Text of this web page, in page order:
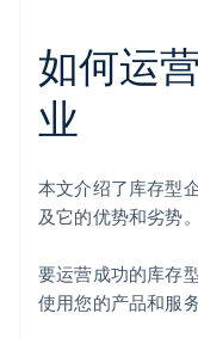
如何运
业
本文介绍了库存型
及它的优势和劣势。
要运营成功的库存
使用您的产品和服
阿联酋
English
爱尔兰
爱沙尼亚
English